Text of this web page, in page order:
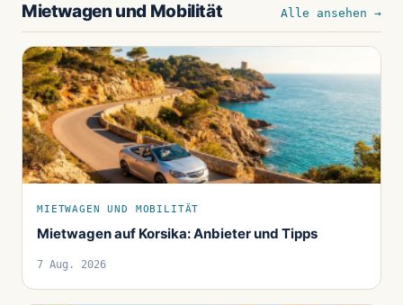
Mietwagen und Mobilität Alle ansehen →
MIETWAGEN UND MOBILITÄT
Mietwagen auf Korsika: Anbieter und Tipps
7 Aug. 2026